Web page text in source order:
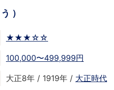
）
★★★☆☆
100,000〜499,999円
大正8年 / 1919年 / 大正時代